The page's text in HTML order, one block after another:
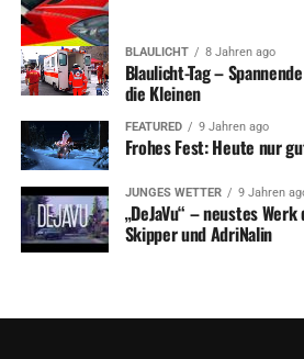
BLAULICHT 8 Jahren ago
Blaulicht-Tag –
die Kleinen
FEATURED 9 Jahren ago
Frohes Fest: Heute nur
JUNGES WETTER 9 Jahren
„DeJaVu“ – neustes
Skipper und AdriNalin